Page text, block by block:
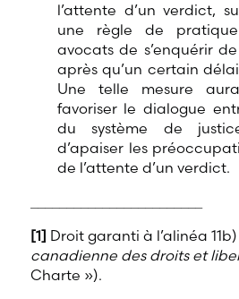
l’attente d’un verdict,
une règle de
avocats de s’enquérir
après qu’un certain
Une telle mesure
favoriser le dialogue
du système de
d’apaiser les
de l’attente d’un verdict.
[1] Droit garanti à l’alinéa
canadienne des droits et
Charte »).